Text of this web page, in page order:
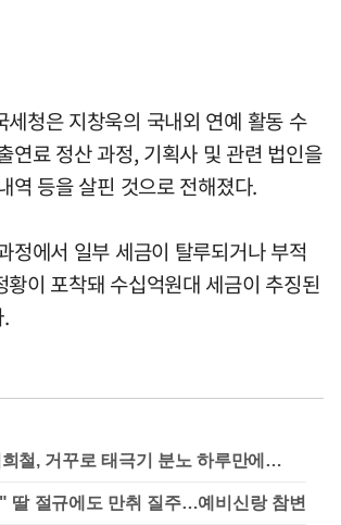
세청은 지창욱의 국내외 연예 활동 수
연료 정산 과정, 기획사 및 관련 법인을
역 등을 살핀 것으로 전해졌다.
정에서 일부 세금이 탈루되거나 부적
황이 포착돼 수십억원대 세금이 추징된
철, 거꾸로 태극기 분노 하루만에…
딸 절규에도 만취 질주…예비신랑 참변